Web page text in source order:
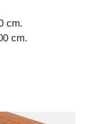
cm.
cm.